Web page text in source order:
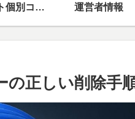
アフィリエイト個別コンサル 運営者情報
正しい削除手